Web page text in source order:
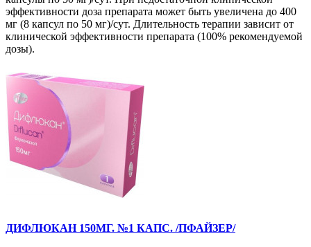
эффективности доза препарата может быть увеличена до 400
мг (8 капсул по 50 мг)/сут. Длительность терапии зависит от
клинической эффективности препарата (100% рекомендуемой
дозы).
ДИФЛЮКАН 150МГ. №1 КАПС. /ПФАЙЗЕР/